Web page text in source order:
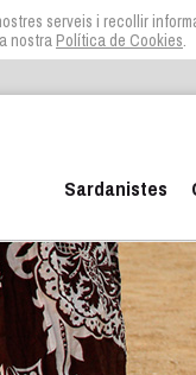
serveis i recollir
nostra Política de Cookies.
Sardanistes